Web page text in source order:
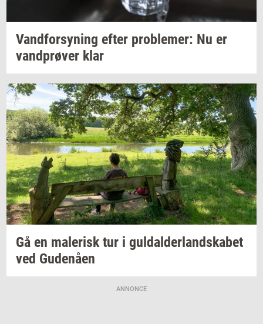
Vand­for­sy­ning efter pro­ble­mer: Nu er
vand­prø­ver klar
Gå en ma­le­risktur i gul­dal­der­land­ska­bet
ved Gu­denå­en
ANNONCE